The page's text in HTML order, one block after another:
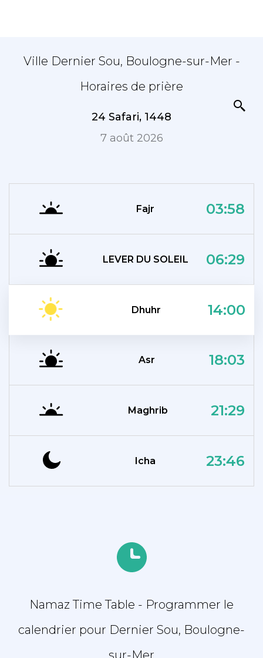
Ville Dernier Sou, Boulogne-sur-Mer -
Horaires de prière
24 Safari, 1448
7 août 2026
Fajr 03:58
LEVER DU SOLEIL 06:29
Dhuhr 14:00
Asr 18:03
Maghrib 21:29
Icha 23:46
Namaz Time Table - Programmer le
calendrier pour Dernier Sou, Boulogne-
sur-Mer